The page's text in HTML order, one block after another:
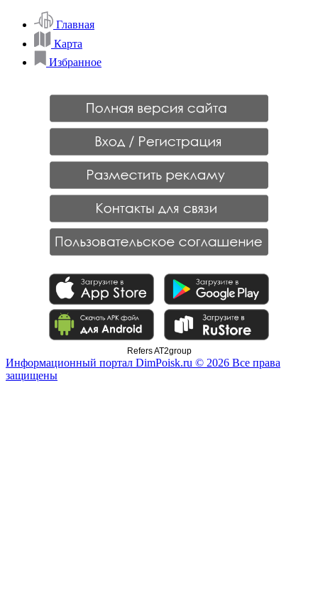
Главная
Карта
Избранное
Refers AT2group
Информационный портал DimPoisk.ru © 2026 Все права
защищены